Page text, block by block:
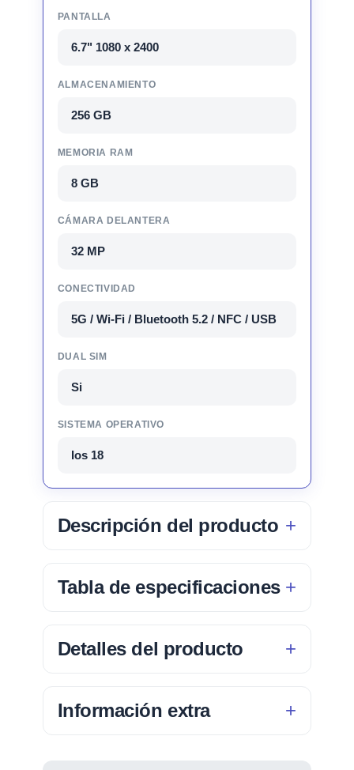
PANTALLA
6.7" 1080 x 2400
ALMACENAMIENTO
256 GB
MEMORIA RAM
8 GB
CÁMARA DELANTERA
32 MP
CONECTIVIDAD
5G / Wi-Fi / Bluetooth 5.2 / NFC / USB
DUAL SIM
Si
SISTEMA OPERATIVO
Ios 18
Descripción del producto
Tabla de especificaciones
Detalles del producto
Información extra